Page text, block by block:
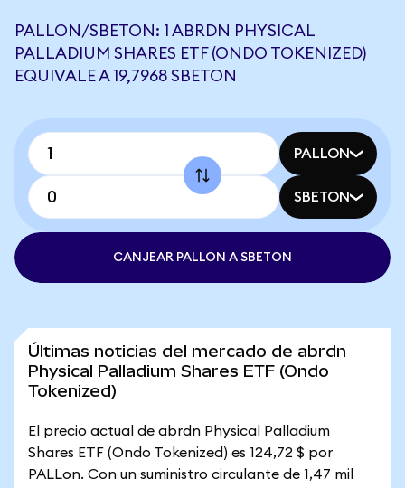
PALLON/SBETON: 1 ABRDN PHYSICAL
PALLADIUM SHARES ETF (ONDO TOKENIZED)
EQUIVALE A 19,7968 SBETON
PALLON
SBETON
CANJEAR PALLON A SBETON
Últimas noticias del mercado de abrdn
Physical Palladium Shares ETF (Ondo
Tokenized)
El precio actual de abrdn Physical Palladium
Shares ETF (Ondo Tokenized) es 124,72 $ por
PALLon. Con un suministro circulante de 1,47 mil